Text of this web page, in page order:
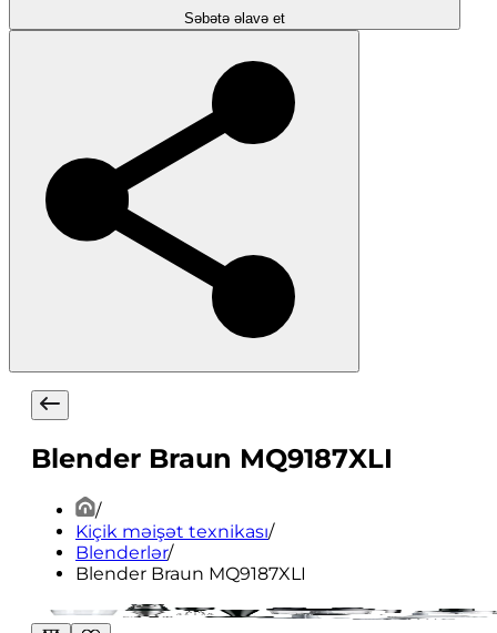
Səbətə əlavə et
Blender Braun MQ9187XLI
/
Kiçik məişət texnikası/
Blenderlər/
Blender Braun MQ9187XLI